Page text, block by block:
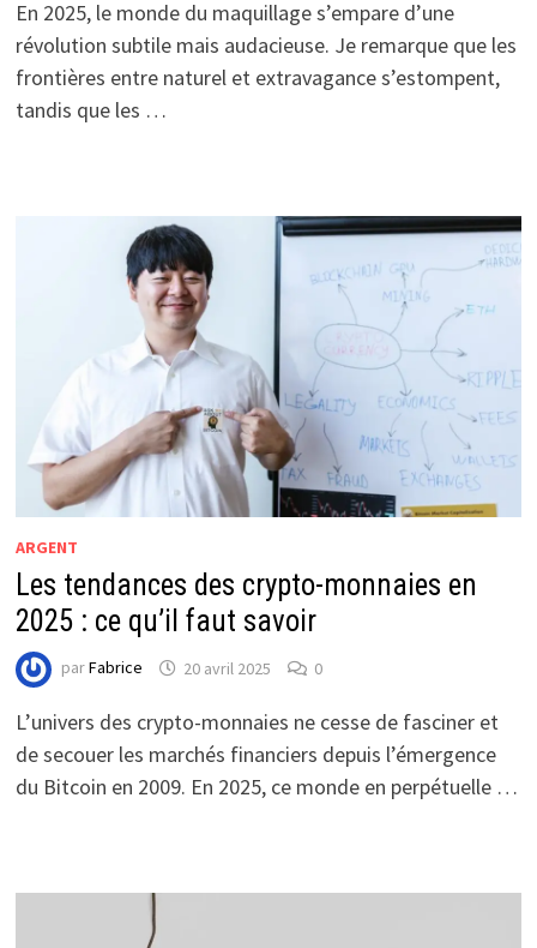
En 2025, le monde du maquillage s’empare d’une
révolution subtile mais audacieuse. Je remarque que les
frontières entre naturel et extravagance s’estompent,
tandis que les …
ARGENT
Les tendances des crypto-monnaies en
2025 : ce qu’il faut savoir
parFabrice 20 avril 2025 0
L’univers des crypto-monnaies ne cesse de fasciner et
de secouer les marchés financiers depuis l’émergence
du Bitcoin en 2009. En 2025, ce monde en perpétuelle …